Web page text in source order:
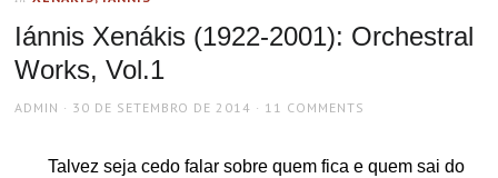
Iánnis Xenákis (1922-2001): Orchestral
Works, Vol.1
AUTHOR
ADMIN
POSTED
30 DE SETEMBRO DE 2014 11 COMMENTS
Talvez seja cedo falar sobre quem fica e quem sai do